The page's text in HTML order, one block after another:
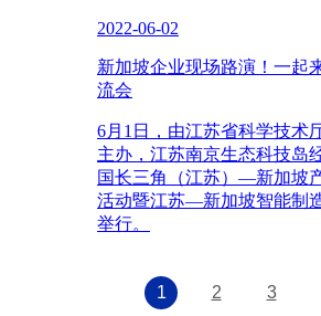
2022-06-02
新加坡企业现场路演！一起
流会
6月1日，由江苏省科学技术
主办，江苏南京生态科技岛
国长三角（江苏）—新加坡
活动暨江苏—新加坡智能制
举行。
1 2 3